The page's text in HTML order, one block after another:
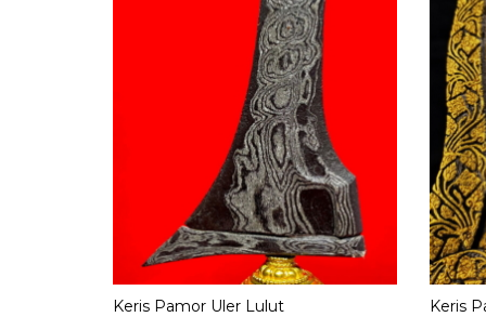
Keris Pamor Uler Lulut
Keris